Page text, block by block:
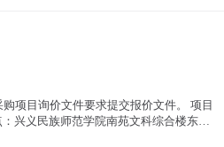
购项目询价文件要求提交报价文件。 项目
兴义民族师范学院南苑文科综合楼东楼